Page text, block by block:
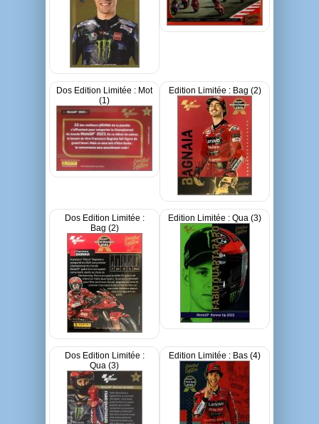
Dos Edition Limitée : Mot
(1)
Edition Limitée : Bag (2)
Dos Edition Limitée :
Bag (2)
Edition Limitée : Qua (3)
Dos Edition Limitée :
Qua (3)
Edition Limitée : Bas (4)